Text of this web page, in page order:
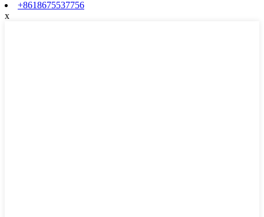
+8618675537756
x